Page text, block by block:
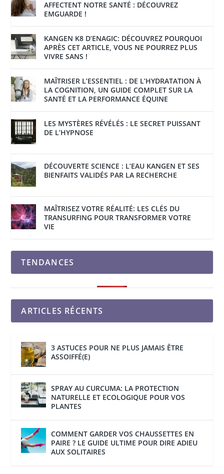
AFFECTENT NOTRE SANTÉ : DÉCOUVREZ
EMGUARDE !
KANGEN K8 D’ENAGIC: DÉCOUVREZ POURQUOI
APRÈS CET ARTICLE, VOUS NE POURREZ PLUS
VIVRE SANS !
MAÎTRISER L’ESSENTIEL : DE L’HYDRATATION À
LA COGNITION, UN GUIDE COMPLET SUR LA
SANTÉ ET LA PERFORMANCE ÉQUINE
LES MYSTÈRES RÉVÉLÉS : LE SECRET PUISSANT
DE L’HYPNOSE
DÉCOUVERTE SCIENCE : L’EAU KANGEN ET SES
BIENFAITS VALIDÉS PAR LA RECHERCHE
MAÎTRISEZ VOTRE RÉALITÉ: LES CLÉS DU
TRANSURFING POUR TRANSFORMER VOTRE
VIE
TENDANCES
ARTICLES RÉCENTS
3 ASTUCES POUR NE PLUS JAMAIS ÊTRE
ASSOIFFÉ(E)
SPRAY AU CURCUMA: LA PROTECTION
NATURELLE ET ECOLOGIQUE POUR VOS
PLANTES
COMMENT GARDER VOS CHAUSSETTES EN
PAIRE ? LE GUIDE ULTIME POUR DIRE ADIEU
AUX SOLITAIRES